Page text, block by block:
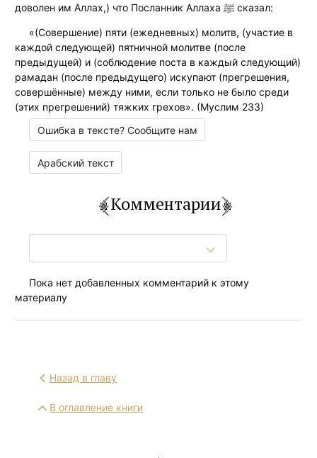
доволен им Аллах,) что Посланник Аллаха ﷺ сказал:
«(Совершение) пяти (ежедневных) молитв, (участие в
каждой следующей) пятничной молитве (после
предыдущей) и (соблюдение поста в каждый следующий)
рамадан (после предыдущего) искупают (прегрешения,
совершённые) между ними, если только не было среди
(этих прегрешений) тяжких грехов». (Муслим 233)
Ошибка в тексте? Сообщите нам
Арабский текст
Комментарии
Пока нет добавленных комментарий к этому
материалу
Назад в главу
В оглавление книги